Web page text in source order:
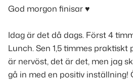
God morgon finisar♥
Idag är det då dags. Först 4
Lunch. Sen 1,5 timmes praktiskt
är nervöst, det är det, men jag
gå in med en positiv inställning!